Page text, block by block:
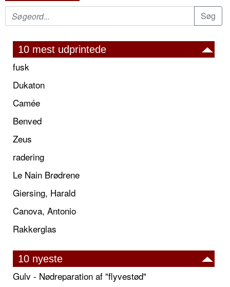
10 mest udprintede
fusk
Dukaton
Camée
Benved
Zeus
radering
Le Nain Brødrene
Giersing, Harald
Canova, Antonio
Rakkerglas
10 nyeste
Gulv - Nødreparation af "flyvestød"